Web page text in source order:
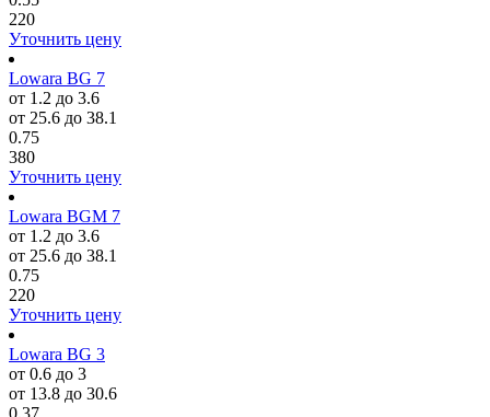
220
Уточнить цену
Lowara BG 7
от 1.2 до 3.6
от 25.6 до 38.1
0.75
380
Уточнить цену
Lowara BGM 7
от 1.2 до 3.6
от 25.6 до 38.1
0.75
220
Уточнить цену
Lowara BG 3
от 0.6 до 3
от 13.8 до 30.6
0.37